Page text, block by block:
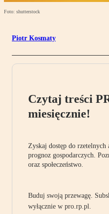
Foto: shutterstock
Piotr Kosmaty
Czytaj treści
miesięcznie!
Zyskaj dostęp do
prognoz gospodarczych.
oraz społeczeństwo.
Buduj swoją przewagę.
wyłącznie w pro.rp.pl.